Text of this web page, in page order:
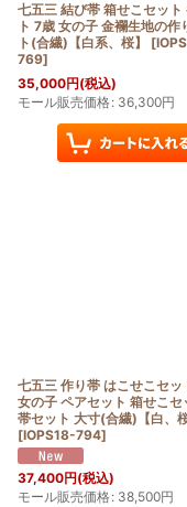
七五三 結び帯 箱せこセット
ト 7歳 女の子 金襴生地の作
ト(合繊)【白系、桜】
[
769]
35,000円(税込)
モール販売価格: 36,300円
七五三 作り帯 はこせこセ
女の子 ペアセット 箱せこセ
帯セット 大寸(合繊)【白、桜
[IOPS18-794]
37,400円(税込)
モール販売価格: 38,500円